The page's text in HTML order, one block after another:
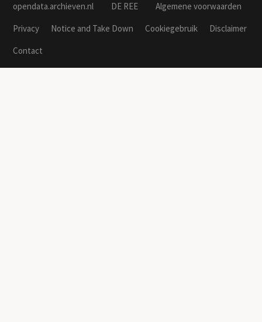
opendata.archieven.nl DE REE
Algemene voorwaarden
Privacy
Notice and Take Down Cookiegebruik
Disclaimer
Contact